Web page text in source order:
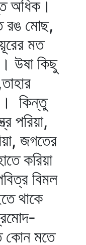
অধিক।
রঙ মোছ,
মত
উষা কিছু
কিন্তু
পরিয়া,
জগতের
করিয়া
বিমল
থাকে
কোন মতে